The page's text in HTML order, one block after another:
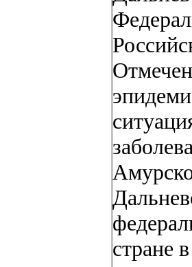
стране